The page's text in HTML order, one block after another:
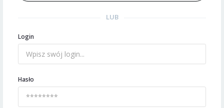
LUB
Login
Hasło